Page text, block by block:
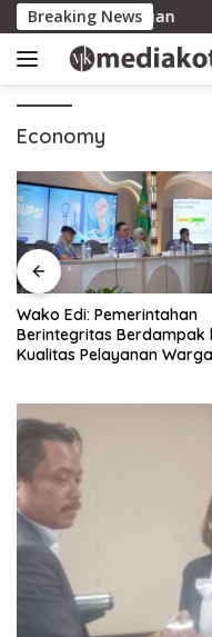
Skip
to
content
Breaking News
Persatuan
Economy
Wako Edi: Pemerintahan
Berintegritas Berdampak
Kualitas Pelayanan Warga